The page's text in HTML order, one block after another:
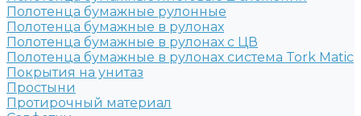
Полотенца бумажные рулонные
Полотенца бумажные в рулонах
Полотенца бумажные в рулонах с ЦВ
Полотенца бумажные в рулонах система Tork Matic
Покрытия на унитаз
Простыни
Протирочный материал